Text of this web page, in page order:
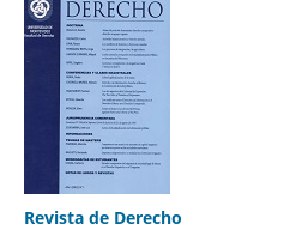
Revista de Derecho